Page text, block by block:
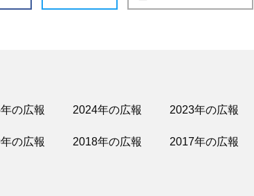
の広報 2024年の広報 2023年の広報
の広報 2018年の広報 2017年の広報